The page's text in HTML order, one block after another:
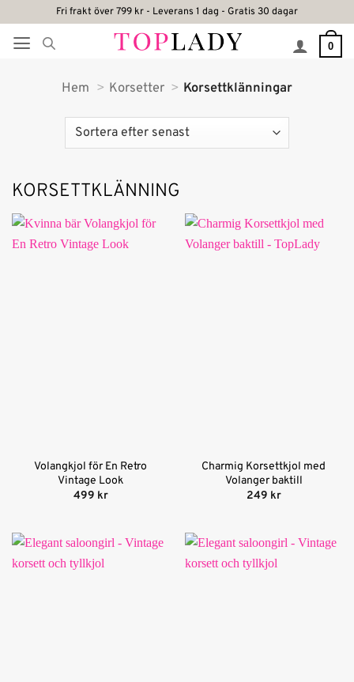
content
Fri frakt över 799 kr - Leverans 1 dag - Gratis 30 dagar
0
Hem Korsetter Korsettklänningar
KORSETTKLÄNNING
Volangkjol för En Retro
Vintage Look
499 kr
Charmig Korsettkjol med
Volanger baktill
249 kr